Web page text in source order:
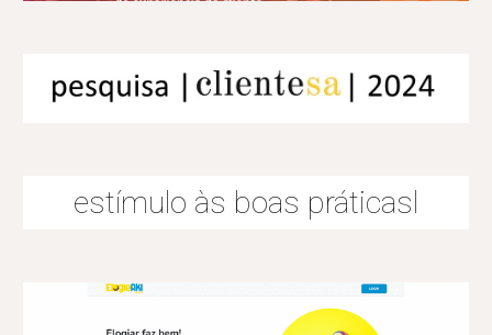
estímulo às boas práticasl